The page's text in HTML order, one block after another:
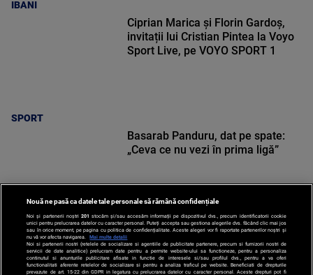
IBANI
SPORT
Ciprian Marica și Florin Gardoș,
invitații lui Cristian Pintea la Voyo
Sport Live, pe VOYO SPORT 1
SPORT
Basarab Panduru, dat pe spate:
„Ceva ce nu vezi în prima ligă”
Nouă ne pasă ca datele tale personale să rămână confidențiale
Noi și partenerii noștri 201 stocăm și/sau accesăm informații pe dispozitivul dvs., precum identificatorii cookie
unici pentru prelucrarea datelor cu caracter personal. Puteți accepta sau gestiona alegerile dvs. făcând clic mai jos
sau în orice moment, pe pagina cu politica de confidențialitate. Aceste alegeri vor fi raportate partenerilor noștri și
nu vă vor afecta navigarea.
Mai multe detalii
Noi si partenerii nostri (retelele de socializare si agentiile de publicitate partenere, precum si furnizorii nostri de
servicii de date analitice) prelucram date pentru a permite website-ului sa functioneze, pentru a personaliza
continutul si anunturile publicitare afisate in functie de interesele si/sau profilul dvs., pentru a va oferi
functionalitati aferente retelelor de socializare si pentru a analiza traficul pe website. Beneficiati de drepturile
prevazute de art. 15-22 din GDPR in legatura cu prelucrarea datelor cu caracter personal. Aceste drepturi pot fi